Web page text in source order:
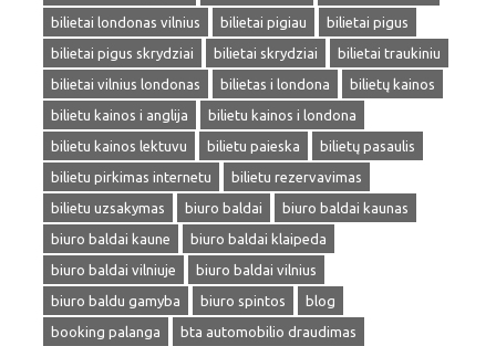
bilietai londonas vilnius
bilietai pigiau
bilietai pigus
bilietai pigus skrydziai
bilietai skrydziai
bilietai traukiniu
bilietai vilnius londonas
bilietas i londona
bilietų kainos
bilietu kainos i anglija
bilietu kainos i londona
bilietu kainos lektuvu
bilietu paieska
bilietų pasaulis
bilietu pirkimas internetu
bilietu rezervavimas
bilietu uzsakymas
biuro baldai
biuro baldai kaunas
biuro baldai kaune
biuro baldai klaipeda
biuro baldai vilniuje
biuro baldai vilnius
biuro baldu gamyba
biuro spintos
blog
booking palanga
bta automobilio draudimas